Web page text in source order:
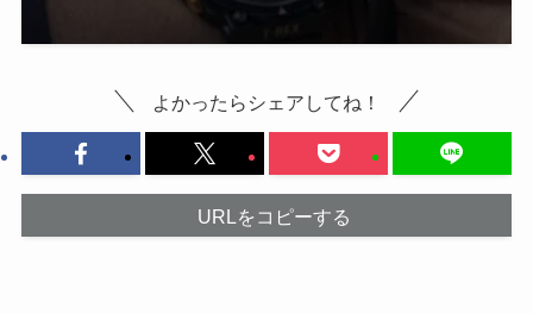
よかったらシェアしてね！
URLをコピーする